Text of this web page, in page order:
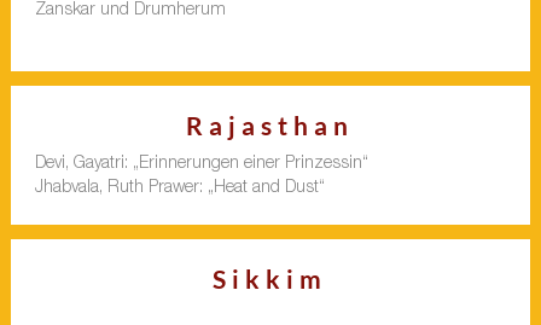
Zanskar und Drumherum
Rajasthan
Devi, Gayatri: „Erinnerungen einer Prinzessin“
Jhabvala, Ruth Prawer: „Heat and Dust“
Sikkim